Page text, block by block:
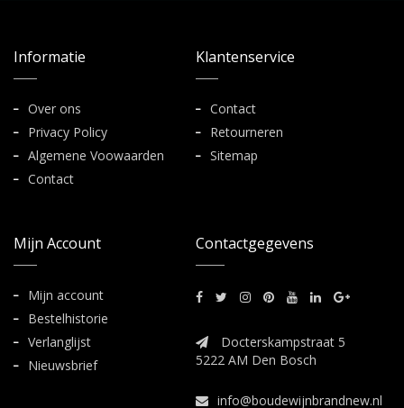
Informatie
Over ons
Privacy Policy
Algemene Voowaarden
Contact
Klantenservice
Contact
Retourneren
Sitemap
Mijn Account
Mijn account
Bestelhistorie
Verlanglijst
Nieuwsbrief
Contactgegevens
Docterskampstraat 5
5222 AM Den Bosch
info@boudewijnbrandnew.nl